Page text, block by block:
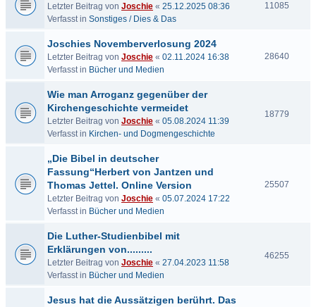
Letzter Beitrag von Joschie « 25.12.2025 08:36
Verfasst in Sonstiges / Dies & Das
11085
Joschies Novemberverlosung 2024
Letzter Beitrag von Joschie « 02.11.2024 16:38
Verfasst in Bücher und Medien
28640
Wie man Arroganz gegenüber der
Kirchengeschichte vermeidet
Letzter Beitrag von Joschie « 05.08.2024 11:39
Verfasst in Kirchen- und Dogmengeschichte
18779
„Die Bibel in deutscher
Fassung“Herbert von Jantzen und
Thomas Jettel. Online Version
Letzter Beitrag von Joschie « 05.07.2024 17:22
Verfasst in Bücher und Medien
25507
Die Luther-Studienbibel mit
Erklärungen von.........
Letzter Beitrag von Joschie « 27.04.2023 11:58
Verfasst in Bücher und Medien
46255
Jesus hat die Aussätzigen berührt. Das